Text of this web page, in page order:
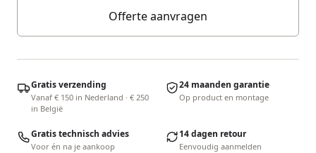
Offerte aanvragen
Gratis verzending
Vanaf € 150 in Nederland · € 250
in België
24 maanden garantie
Op product en montage
Gratis technisch advies
Voor én na je aankoop
14 dagen retour
Eenvoudig aanmelden